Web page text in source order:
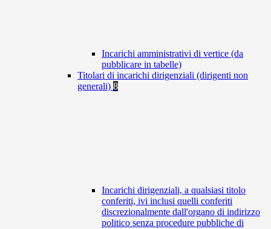
Incarichi amministrativi di vertice (da
pubblicare in tabelle)
Titolari di incarichi dirigenziali (dirigenti non
generali) 8
Incarichi dirigenziali, a qualsiasi titolo
conferiti, ivi inclusi quelli conferiti
discrezionalmente dall'organo di indirizzo
politico senza procedure pubbliche di